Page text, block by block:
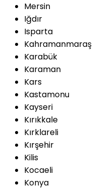
Mersin
Iğdır
Isparta
Kahramanmaraş
Karabük
Karaman
Kars
Kastamonu
Kayseri
Kırıkkale
Kırklareli
Kırşehir
Kilis
Kocaeli
Konya